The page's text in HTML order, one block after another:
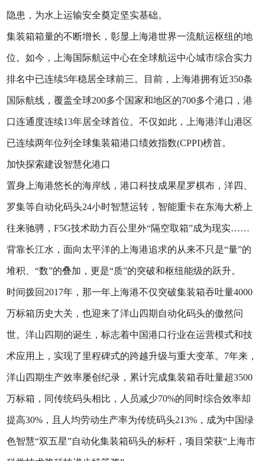
隐患，为水上运输安全奠定坚实基础。
集装箱箱量的不断增长，彰显上海港世界一流航运枢纽的地
位。如今，上海国际航运中心在全球航运中心城市综合实力
排名中已连续5年稳居全球前三。目前，上海港拥有近350条
国际航线，覆盖全球200多个国家和地区的700多个港口，港
口连通度连续13年居全球首位。不仅如此，上海港洋山港区
已连续两年位列全球集装箱港口绩效指数(CPPI)榜首。
加快探索建设智慧化港口
置身上海港悠长的海岸线，港口科技成果星罗棋布，洋四、
罗集等自动化码头24小时智慧运转，智能重卡在东海大桥上
往来驰骋，F5G技术助力百公里外“隔空取箱”成为现实……
背靠长江水，面向太平洋的上海港追求的从来不只是“量”的
堆积、“数”的叠加，更是“质”的突破和枢纽能级的跃升。
时间拨回2017年，那一年上海港不仅突破集装箱吞吐量4000
万标箱历史大关，也迎来了洋山四期自动化码头的傲然问
世。洋山四期的诞生，标志着中国港口行业在运营模式和技
术应用上，实现了里程碑式的跨越升级与重大变革。7年来，
洋山四期生产效率屡创纪录，累计完成集装箱吞吐量超3500
万标箱，同传统码头相比，人员减少70%的同时综合效率却
提高30%，且人均劳动生产率为传统码头213%，成为中国绿
色智慧“双五星”自动化集装箱码头的标杆，项目荣获“上海市